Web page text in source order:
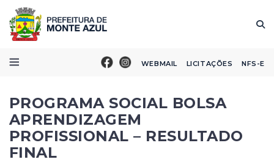
WEBMAIL LICITAÇÕES NFS-E
PROGRAMA SOCIAL BOLSA
APRENDIZAGEM
PROFISSIONAL – RESULTADO
FINAL